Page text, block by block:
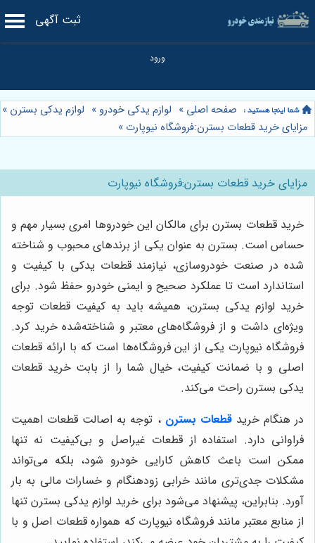
ثبت آگهی
صفحه اصلی » لوازم یدکی خودرو » لوازم یدکی بسترن »
مزایای خرید قطعات بسترن:فروشگاه نیوپارت »
مزایای خرید قطعات بسترن:فروشگاه نیوپارت
خرید قطعات بسترن برای مالکان این خودروها امری بسیار مهم و
حساس است. بسترن به عنوان یکی از برندهای محبوب و شناخته
شده در صنعت خودروسازی، نیازمند قطعات یدکی با کیفیت و
استاندارد است تا عملکرد صحیح و ایمنی خودرو حفظ شود. برای
خرید لوازم یدکی بسترن، همیشه باید به کیفیت قطعات توجه
ویژه‌ای داشت و از فروشگاه‌های معتبر و شناخته‌شده خرید کرد.
فروشگاه نیوپارت یکی از این فروشگاه‌ها است که با ارائه قطعات
اصلی و با ضمانت کیفیت، خیال شما را از بابت خرید قطعات
یدکی بسترن راحت می‌کند.
در هنگام خرید قطعات بسترن ، توجه به اصالت قطعات اهمیت
فراوانی دارد. استفاده از قطعات غیراصل و بی‌کیفیت نه تنها
ممکن است باعث کاهش کارایی خودرو شود، بلکه می‌تواند
مشکلات جدی‌تری مانند خرابی زودهنگام و خسارات مالی به بار
آورد. بنابراین، پیشنهاد می‌شود برای خرید لوازم یدکی بسترن تنها
از منابع معتبر مانند فروشگاه نیوپارت که همواره قطعات اصل و با